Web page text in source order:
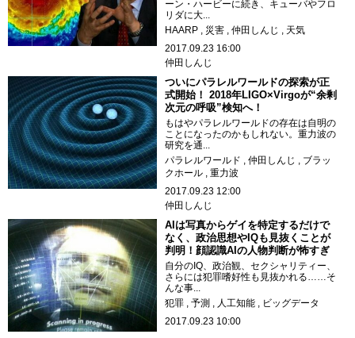
ーン・ハービーに続き、キューバやフロ
リダに大...
HAARP
災害 仲田しんじ
天気
2017.09.23 16:00
仲田しんじ
ついにパラレルワールドの探索が正
式開始！ 2018年LIGO×Virgoが“余剰
次元の呼吸”検知へ！
もはやパラレルワールドの存在は自明の
ことになったのかもしれない。重力波の
研究を通...
パラレルワールド
仲田しんじ
ブラッ
クホール
重力波
2017.09.23 12:00
仲田しんじ
AIは写真からゲイを特定するだけで
なく、政治思想やIQも見抜くことが
判明！顔認識AIの人物判断が怖すぎ
自分のIQ、政治観、セクシャリティー、
さらには犯罪嗜好性も見抜かれる……そ
んな事...
犯罪
予測 人工知能
ビッグデータ
2017.09.23 10:00